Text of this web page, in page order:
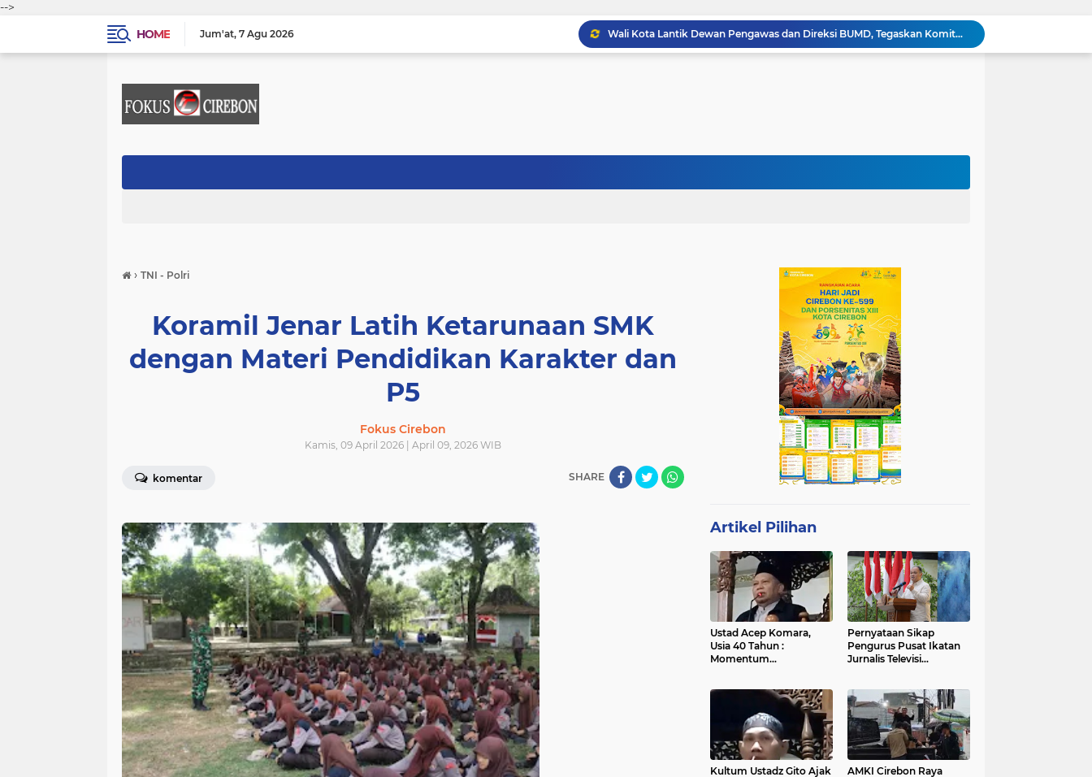
-->
HOME
Jum'at 7 Agu 2026
Wali Kota Lantik Dewan Pengawas dan Direksi BUMD, Tegaskan Komitmen pada Kinerja dan Integritas
Mahasiswa PAI UIN Siber Cirebon Lolos Konferensi Internasional Tiga Negara
Jadi Duta Budaya, Mahasiswa HTNI UIN Siber Cirebon Raih Juara 1 Duta Batik DKI Jakarta 2026
› TNI - Polri
Koramil Jenar Latih Ketarunaan SMK
dengan Materi Pendidikan Karakter dan
P5
Fokus Cirebon
Kamis, 09 April 2026 | April 09, 2026 WIB
komentar SHARE
Artikel Pilihan
Ustad Acep Komara,
Usia 40 Tahun :
Momentum
Pernyataan Sikap
Pengurus Pusat Ikatan
Jurnalis Televisi
Kultum Ustadz Gito Ajak
AMKI Cirebon Raya